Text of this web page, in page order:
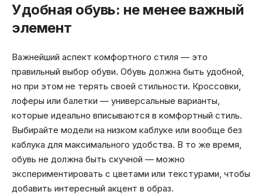
Удобная обувь: не менее важный
элемент
Важнейший аспект комфортного стиля — это
правильный выбор обуви. Обувь должна быть удобной,
но при этом не терять своей стильности. Кроссовки,
лоферы или балетки — универсальные варианты,
которые идеально вписываются в комфортный стиль.
Выбирайте модели на низком каблуке или вообще без
каблука для максимального удобства. В то же время,
обувь не должна быть скучной — можно
экспериментировать с цветами или текстурами, чтобы
добавить интересный акцент в образ.